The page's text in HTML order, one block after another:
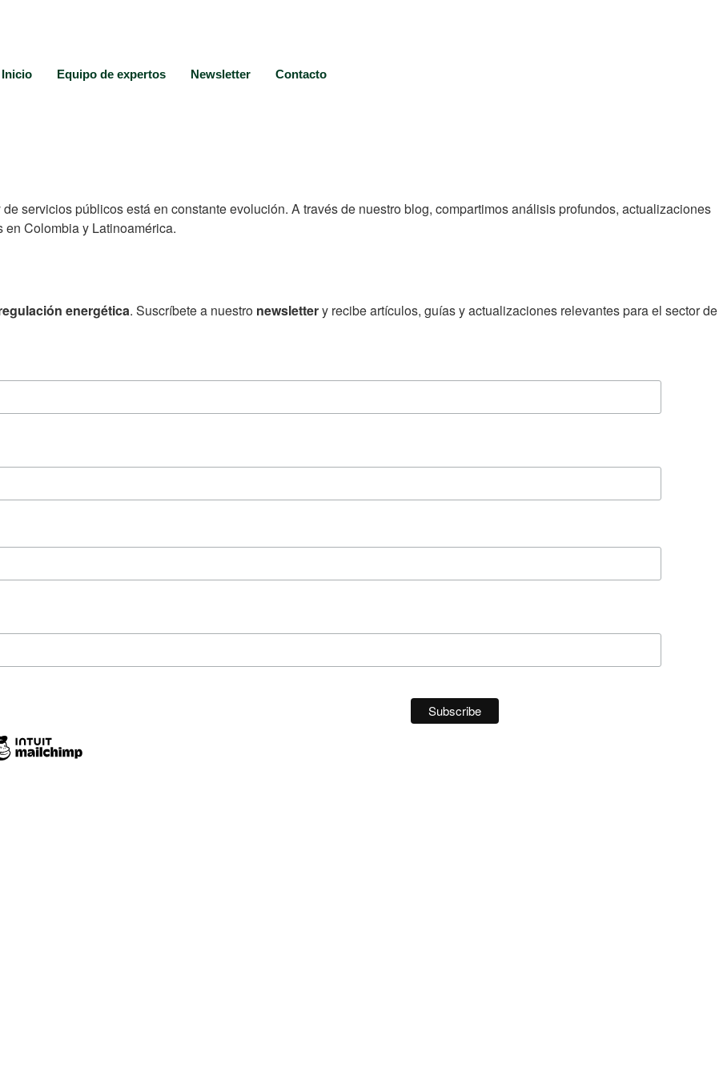
Inicio Equipo de expertos Newsletter Contacto
servicios públicos está en constante evolución. A través de nuestro blog, compartimos análisis profundos, actualizaciones
Colombia y Latinoamérica.
energética. Suscríbete a nuestro newslettery recibe artículos, guías y actualizaciones relevantes para el sector de